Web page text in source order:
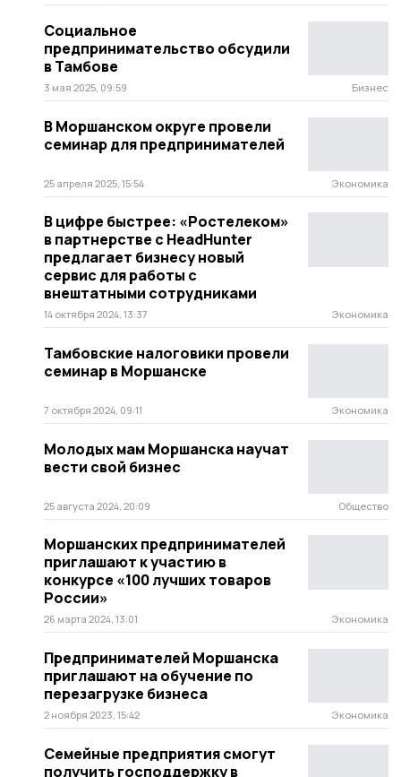
Социальное
предпринимательство обсудили
в Тамбове
3 мая 2025, 09:59 Бизнес
В Моршанском округе провели
семинар для предпринимателей
25 апреля 2025, 15:54 Экономика
В цифре быстрее: «Ростелеком»
в партнерстве с HeadHunter
предлагает бизнесу новый
сервис для работы с
внештатными сотрудниками
14 октября 2024, 13:37 Экономика
Тамбовские налоговики провели
семинар в Моршанске
7 октября 2024, 09:11 Экономика
Молодых мам Моршанска научат
вести свой бизнес
25 августа 2024, 20:09 Общество
Моршанских предпринимателей
приглашают к участию в
конкурсе «100 лучших товаров
России»
26 марта 2024, 13:01 Экономика
Предпринимателей Моршанска
приглашают на обучение по
перезагрузке бизнеса
2 ноября 2023, 15:42 Экономика
Семейные предприятия смогут
получить господдержку в